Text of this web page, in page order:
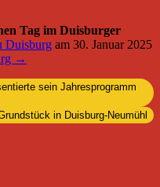
Tag im Duisburger
Duisburg am 30. Januar 2025
→
sein Jahresprogramm
in Duisburg-Neumühl